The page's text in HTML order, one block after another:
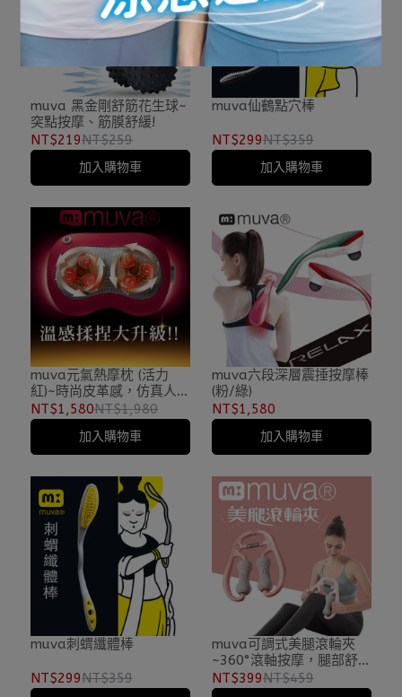
muva 黑金剛舒筋花生球~
突點按摩、筋膜舒緩!
NT$219NT$259
加入購物車
muva仙鶴點穴棒
NT$299NT$359
加入購物車
muva元氣熱摩枕 (活力
紅)~時尚皮革感，仿真人按
摩，附車充!
NT$1,580NT$1,980
加入購物車
muva六段深層震捶按摩棒
(粉/綠)
NT$1,580
加入購物車
muva刺蝟纖體棒
NT$299NT$359
muva可調式美腿滾輪夾
~360°滾軸按摩，腿部舒壓
必備良品！
NT$399NT$459